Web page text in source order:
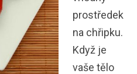
prostředek
na chřipku.
Když je
vaše tělo